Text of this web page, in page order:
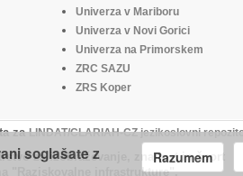
Univerza v Mariboru
Univerza v Novi Gorici
Univerza na Primorskem
ZRC SAZU
ZRS Koper
zaLINDAT/CLARIAH-CZ jezikoslovni
za izobraževanje, znanost in šport
"Raziskovalne infrastrukture".
soglašate z
Razumem